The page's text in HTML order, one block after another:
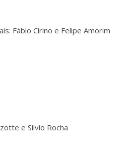
Fábio Cirino e Felipe Amorim
e Silvio Rocha